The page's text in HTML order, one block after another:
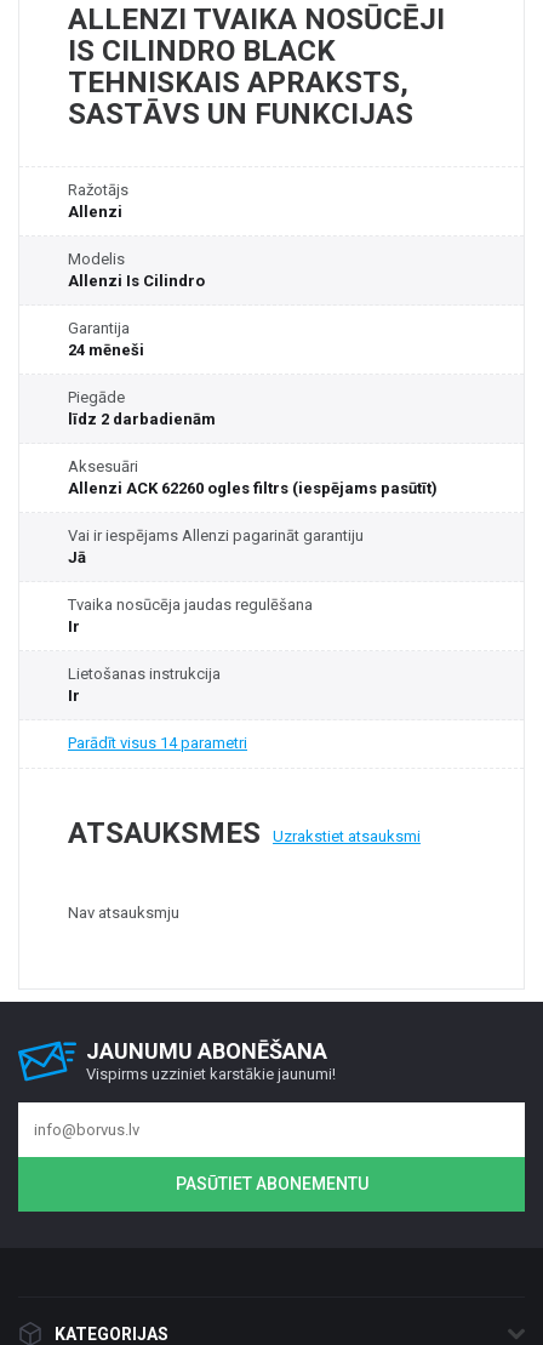
ALLENZI TVAIKA NOSŪCĒJI
IS CILINDRO BLACK
TEHNISKAIS APRAKSTS,
SASTĀVS UN FUNKCIJAS
Ražotājs
Allenzi
Modelis
Allenzi Is Cilindro
Garantija
24 mēneši
Piegāde
līdz 2 darbadienām
Aksesuāri
Allenzi ACK 62260 ogles filtrs (iespējams pasūtīt)
Vai ir iespējams Allenzi pagarināt garantiju
Jā
Tvaika nosūcēja jaudas regulēšana
Ir
Lietošanas instrukcija
Ir
Parādīt visus 14 parametri
ATSAUKSMES Uzrakstiet atsauksmi
Nav atsauksmju
JAUNUMU ABONĒŠANA
Vispirms uzziniet karstākie jaunumi!
PASŪTIET ABONEMENTU
KATEGORIJAS